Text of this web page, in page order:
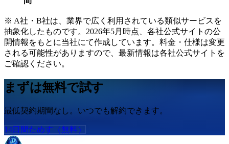
※ A社・B社は、業界で広く利用されている類似サービスを
抽象化したものです。2026年5月時点、各社公式サイトの公
開情報をもとに当社にて作成しています。料金・仕様は変更
される可能性がありますので、最新情報は各社公式サイトを
ご確認ください。
まずは無料で試す
最低契約期間なし。いつでも解約できます。
14日間ためす（無料）